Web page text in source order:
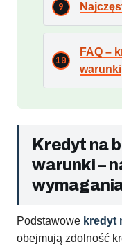
FAQ –
warunki
Kredyt na
warunki –
Podstawowe kredyt
obejmują zdolność